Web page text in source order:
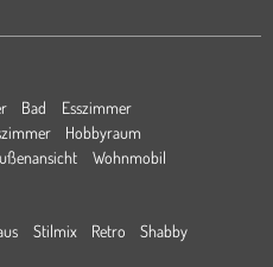
Bad
Esszimmer
Hobbyraum
Wohnmobil
Stilmix Retro
Shabby